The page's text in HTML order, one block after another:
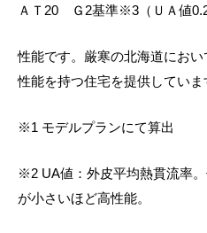
ＡＴ20 Ｇ2基準※3（ＵＡ値
性能です。厳寒の北海道にお
性能を持つ住宅を提供していま
※1 モデルプランにて算出
※2 UA値：外皮平均熱貫流率
が小さいほど高性能。